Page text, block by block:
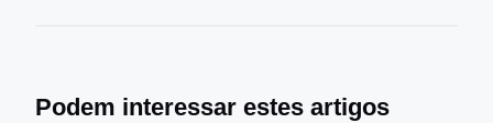
Podem interessar estes artigos